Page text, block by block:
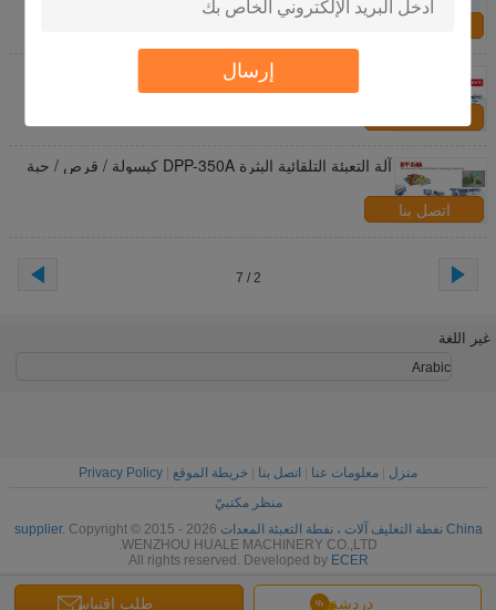
إرسالكبسولة صغيرة ALU PVC معدات التعبئة والتغليف نفطة
التقرح آلة
آلة التعبئة التلقائية البثرة DPP-350A كبسولة / قرص / حبة
اتصل بنا
2 / 7
دردشة طلب اقتباس
غير اللغة
Arabic
منزل معلومات عنا اتصل بنا خريطة الموقع
Privacy Policy
منظر مكتبيّ
China نفطة التغليف آلات ، نفطة التعبئة المعدات supplier.
Copyright © 2015 - 2026
WENZHOU HUALE MACHINERY CO.,LTD.
All rights reserved. Developed by ECER